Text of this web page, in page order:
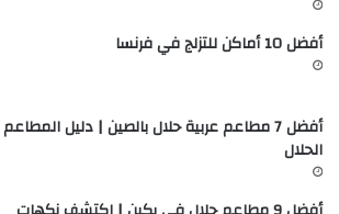
أفضل 10 أماكن للتزلج في فرنسا
أفضل 7 مطاعم عربية حلال بالصين | دليل المطاعم
الحلال